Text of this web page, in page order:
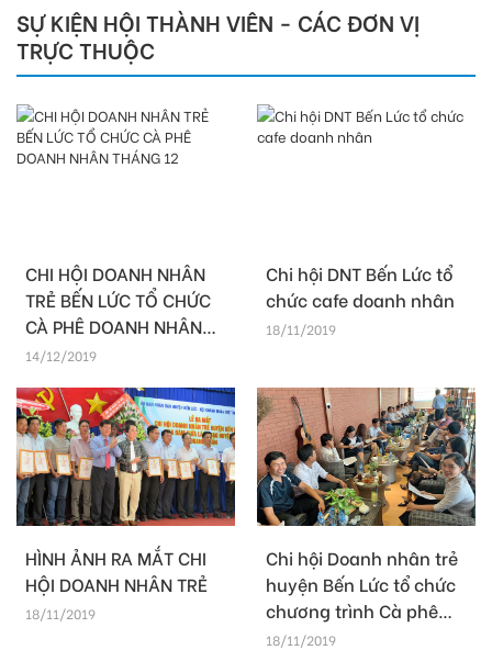
SỰ KIỆN HỘI THÀNH VIÊN - CÁC ĐƠN VỊ
TRỰC THUỘC
CHI HỘI DOANH NHÂN
TRẺ BẾN LỨC TỔ CHỨC
CÀ PHÊ DOANH NHÂN
THÁNG 12
14/12/2019
Chi hội DNT Bến Lức tổ
chức cafe doanh nhân
18/11/2019
HÌNH ẢNH RA MẮT CHI
HỘI DOANH NHÂN TRẺ
18/11/2019
Chi hội Doanh nhân trẻ
huyện Bến Lức tổ chức
chương trình Cà phê
Doanh nhân
18/11/2019